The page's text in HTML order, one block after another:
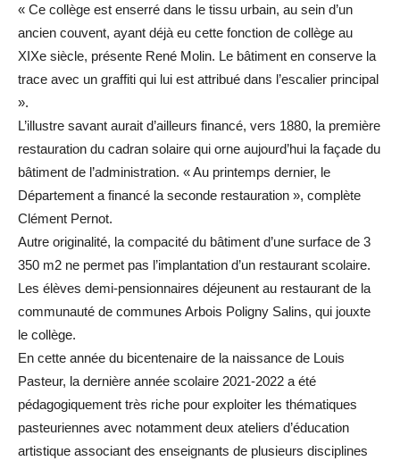
« Ce collège est enserré dans le tissu urbain, au sein d’un
ancien couvent, ayant déjà eu cette fonction de collège au
XIXe siècle, présente René Molin. Le bâtiment en conserve la
trace avec un graffiti qui lui est attribué dans l’escalier principal
».
L’illustre savant aurait d’ailleurs financé, vers 1880, la première
restauration du cadran solaire qui orne aujourd’hui la façade du
bâtiment de l’administration. « Au printemps dernier, le
Département a financé la seconde restauration », complète
Clément Pernot.
Autre originalité, la compacité du bâtiment d’une surface de 3
350 m2 ne permet pas l’implantation d’un restaurant scolaire.
Les élèves demi-pensionnaires déjeunent au restaurant de la
communauté de communes Arbois Poligny Salins, qui jouxte
le collège.
En cette année du bicentenaire de la naissance de Louis
Pasteur, la dernière année scolaire 2021-2022 a été
pédagogiquement très riche pour exploiter les thématiques
pasteuriennes avec notamment deux ateliers d’éducation
artistique associant des enseignants de plusieurs disciplines